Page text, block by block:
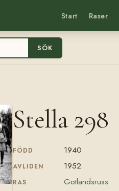
Start Raser
SÖK
Stella 298
FÖDD 1940
AVLIDEN 1952
RAS Gotlandsruss